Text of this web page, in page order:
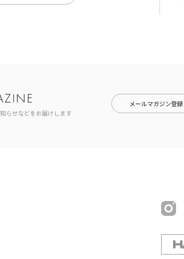
らせなどをお届けします
メールマガジン登録